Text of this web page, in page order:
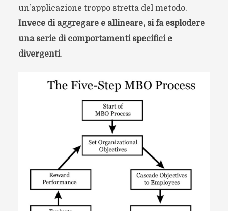
un’applicazione troppo stretta del metodo.
Invece di aggregare e allineare, si fa esplodere
una serie di comportamenti specifici e
divergenti.